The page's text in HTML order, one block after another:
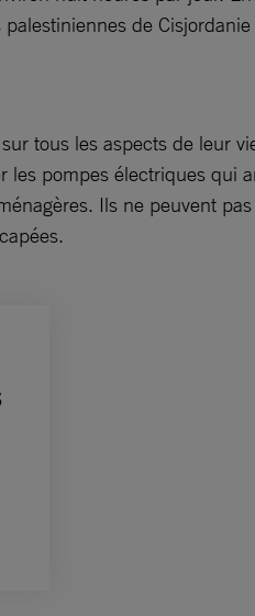
de
tous les aspects de leur
pompes électriques qui
Ils ne peuvent